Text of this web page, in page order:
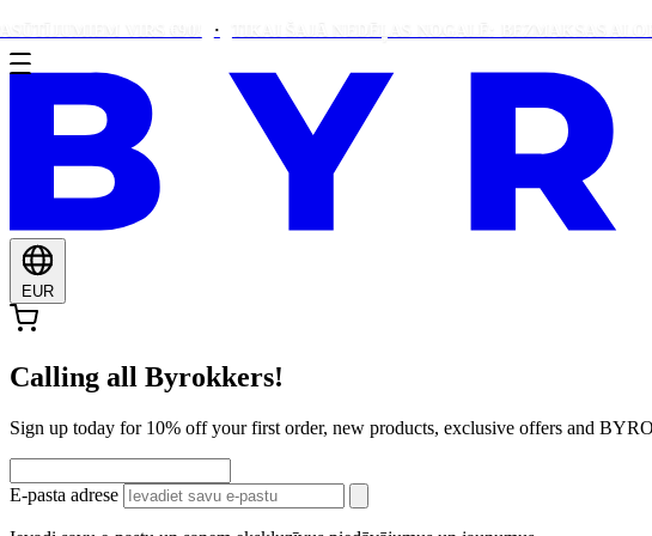
TIKAI ŠAJĀ NEDĒĻAS NOGALĒ: BEZMAKSAS ALOE
EUR
Calling all Byrokkers!
Sign up today for 10% off your first order, new products, exclusive offers and
E-pasta adrese